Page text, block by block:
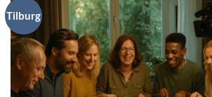
Tilburg